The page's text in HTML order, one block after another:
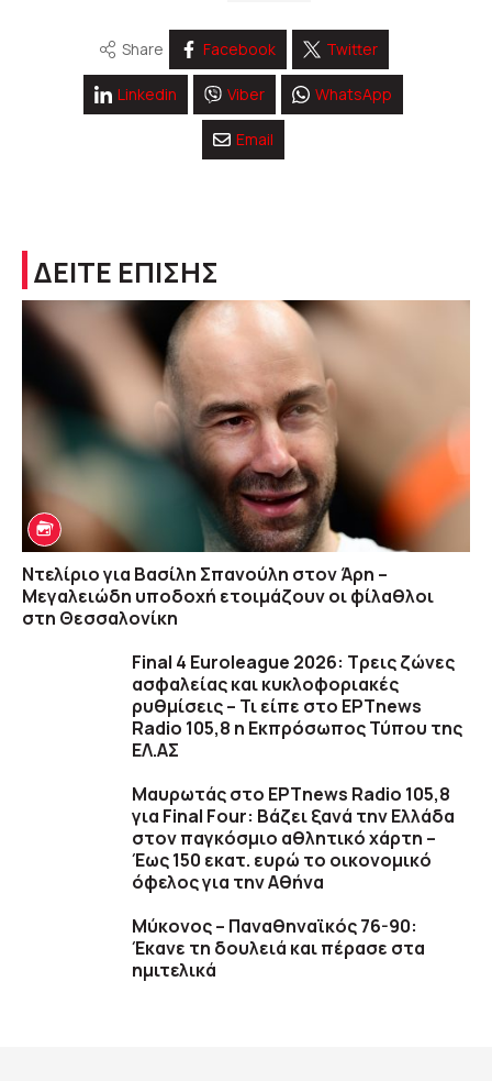
Share Facebook Twitter
Linkedin Viber WhatsApp
Email
ΔΕΙΤΕ ΕΠΙΣΗΣ
Ντελίριο για Βασίλη Σπανούλη στον Άρη –
Μεγαλειώδη υποδοχή ετοιμάζουν οι φίλαθλοι
στη Θεσσαλονίκη
Final 4 Euroleague 2026: Τρεις ζώνες
ασφαλείας και κυκλοφοριακές
ρυθμίσεις – Τι είπε στο ΕΡΤnews
Radio 105,8 η Εκπρόσωπος Τύπου της
ΕΛ.ΑΣ
Μαυρωτάς στο ΕΡΤnews Radio 105,8
για Final Four: Βάζει ξανά την Ελλάδα
στον παγκόσμιο αθλητικό χάρτη –
Έως 150 εκατ. ευρώ το οικονομικό
όφελος για την Αθήνα
Μύκονος – Παναθηναϊκός 76-90:
Έκανε τη δουλειά και πέρασε στα
ημιτελικά